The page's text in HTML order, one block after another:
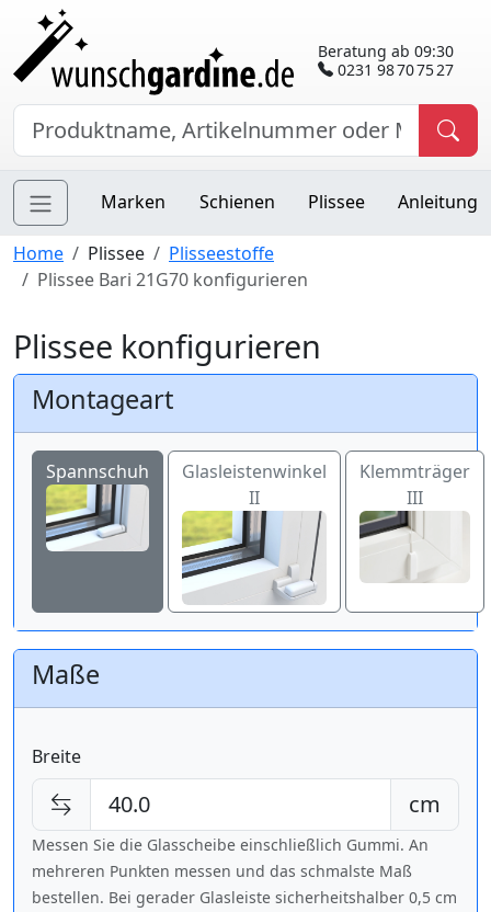
Beratung ab 09:30
0231 98 70 75 27
Marken Schienen Plissee Anleitung
Home Plissee
Plisseestoffe
Plissee Bari 21G70 konfigurieren
Plissee konfigurieren
Montageart
Spannschuh
Glasleistenwinkel
II
Klemmträger
III
Maße
Breite
cm
Messen Sie die Glasscheibe einschließlich Gummi. An
mehreren Punkten messen und das schmalste Maß
bestellen. Bei gerader Glasleiste sicherheitshalber 0,5 cm